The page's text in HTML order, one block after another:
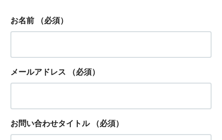
お名前 （必須）
メールアドレス （必須）
お問い合わせタイトル （必須）